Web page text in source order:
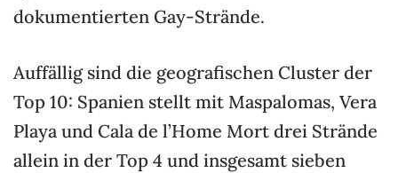
dokumentierten Gay-Strände.
Auffällig sind die geografischen Cluster der
Top 10: Spanien stellt mit Maspalomas, Vera
Playa und Cala de l’Home Mort drei Strände
allein in der Top 4 und insgesamt sieben